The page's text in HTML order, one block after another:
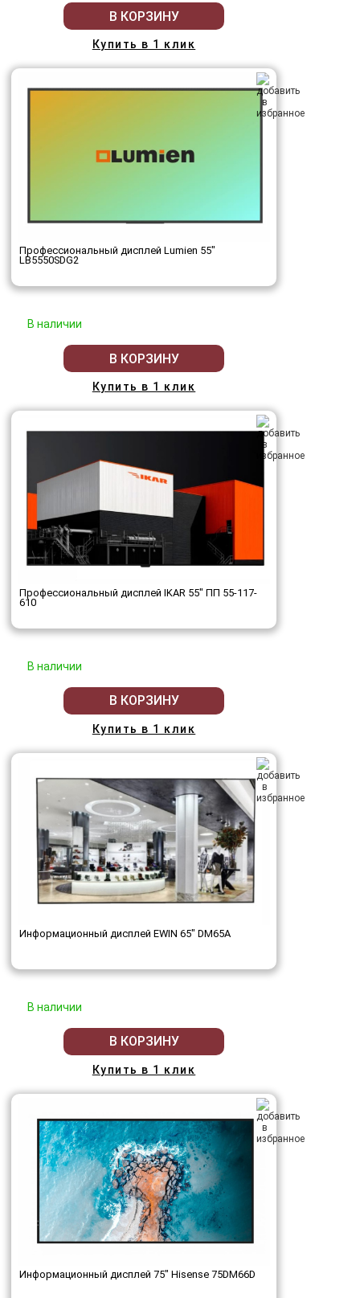
В КОРЗИНУ
Купить в 1 клик
Профессиональный дисплей Lumien 55"
LB5550SDG2
В наличии
В КОРЗИНУ
Купить в 1 клик
Профессиональный дисплей IKAR 55" ПП 55-117-
610
В наличии
В КОРЗИНУ
Купить в 1 клик
Информационный дисплей EWIN 65" DM65A
В наличии
В КОРЗИНУ
Купить в 1 клик
Информационный дисплей 75" Hisense 75DM66D